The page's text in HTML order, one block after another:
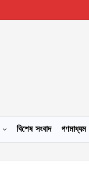
বিশেষ সংবাদ গণমাধ্যম